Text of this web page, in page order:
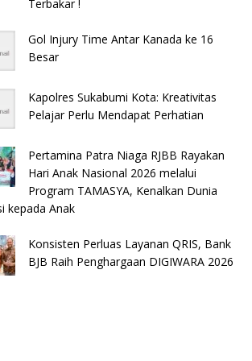
Terbakar !
Gol Injury Time Antar Kanada ke 16
Besar
Kapolres Sukabumi Kota: Kreativitas
Pelajar Perlu Mendapat Perhatian
Pertamina Patra Niaga RJBB Rayakan
Hari Anak Nasional 2026 melalui
Program TAMASYA, Kenalkan Dunia
kepada Anak
Konsisten Perluas Layanan QRIS, Bank
BJB Raih Penghargaan DIGIWARA 2026